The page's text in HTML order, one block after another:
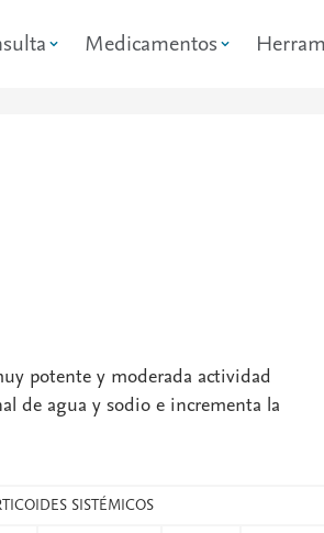
Medicamentos
potente y moderada actividad
de agua y sodio e incrementa la
SISTÉMICOS